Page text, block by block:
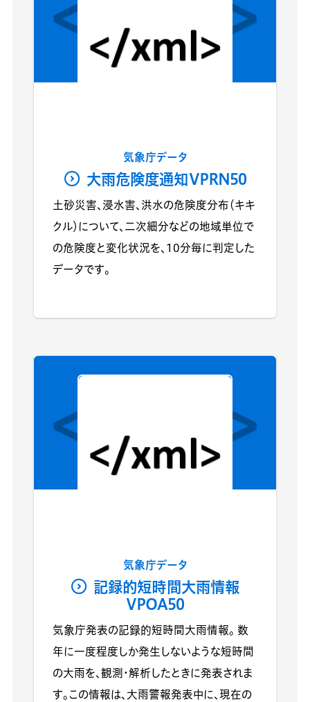
気象庁データ
大雨危険度通知VPRN50
土砂災害、浸水害、洪水の危険度分布（キキ
クル）について、二次細分などの地域単位で
の危険度と変化状況を、10分毎に判定した
データです。
気象庁データ
記録的短時間大雨情報
VPOA50
気象庁発表の記録的短時間大雨情報。 数
年に一度程度しか発生しないような短時間
の大雨を、観測・解析したときに発表されま
す。この情報は、大雨警報発表中に、現在の